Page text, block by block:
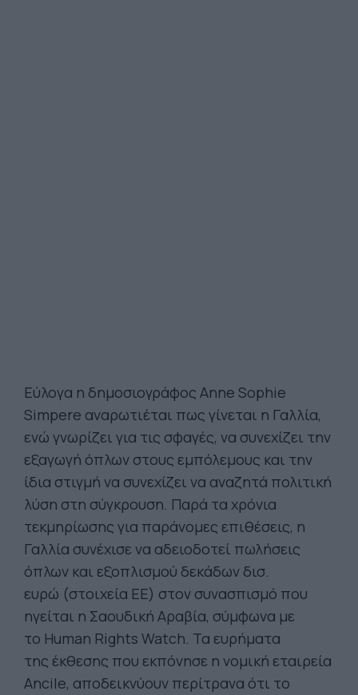
Εύλογα η δημοσιογράφος Anne Sophie
Simpere αναρωτιέται πως γίνεται η Γαλλία,
ενώ γνωρίζει για τις σφαγές, να συνεχίζει την
εξαγωγή όπλων στους εμπόλεμους και την
ίδια στιγμή να συνεχίζει να αναζητά πολιτική
λύση στη σύγκρουση. Παρά τα χρόνια
τεκμηρίωσης για παράνομες επιθέσεις, η
Γαλλία συνέχισε να αδειοδοτεί πωλήσεις
όπλων και εξοπλισμού δεκάδων δισ.
ευρώ (στοιχεία ΕΕ) στον συνασπισμό που
ηγείται η Σαουδική Αραβία, σύμφωνα με
το Human Rights Watch. Τα ευρήματα
της έκθεσης που εκπόνησε η νομική εταιρεία
Ancile, αποδεικνύουν περίτρανα ότι το